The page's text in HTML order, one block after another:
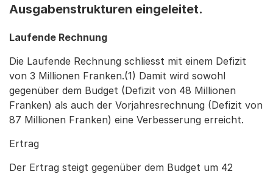
Ausgabenstrukturen eingeleitet.
Laufende Rechnung
Die Laufende Rechnung schliesst mit einem Defizit
von 3 Millionen Franken.(1) Damit wird sowohl
gegenüber dem Budget (Defizit von 48 Millionen
Franken) als auch der Vorjahresrechnung (Defizit von
87 Millionen Franken) eine Verbesserung erreicht.
Ertrag
Der Ertrag steigt gegenüber dem Budget um 42